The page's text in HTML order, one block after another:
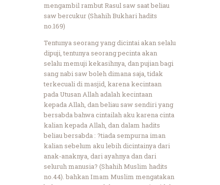
mengambil rambut Rasul saw saat beliau
saw bercukur (Shahih Bukhari hadits
no.169)
Tentunya seorang yang dicintai akan selalu
dipuji, tentunya seorang pecinta akan
selalu memuji kekasihnya, dan pujian bagi
sang nabi saw boleh dimana saja, tidak
terkecuali di masjid, karena kecintaan
pada Utusan Allah adalah kecintaan
kepada Allah, dan beliau saw sendiri yang
bersabda bahwa cintailah aku karena cinta
kalian kepada Allah, dan dalam hadits
beliau bersabda : ?tiada sempurna iman
kalian sebelum aku lebih dicintainya dari
anak-anaknya, dari ayahnya dan dari
seluruh manusia? (Shahih Muslim hadits
no.44). bahkan Imam Muslim mengatakan